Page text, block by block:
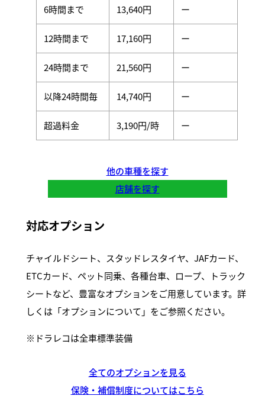
6時間まで 13,640円 ー
12時間まで 17,160円 ー
24時間まで 21,560円 ー
以降24時間毎 14,740円 ー
超過料金 3,190円/時 ー
他の車種を探す
店舗を探す
対応オプション
チャイルドシート、スタッドレスタイヤ、JAFカード、
ETCカード、ペット同乗、各種台車、ロープ、トラック
シートなど、豊富なオプションをご用意しています。詳
しくは「オプションについて」をご参照ください。
ドラレコは全車標準装備
全てのオプションを見る
保険・補償制度についてはこちら